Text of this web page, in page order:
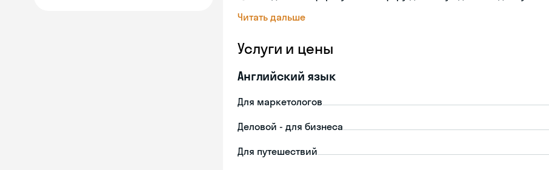
Читать дальше
Услуги и цены
Английский язык
Для маркетологов
Деловой - для бизнеса
Для путешествий